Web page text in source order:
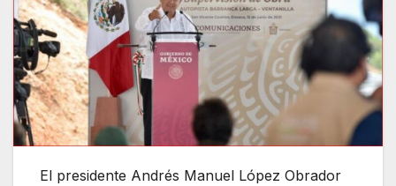
El presidente Andrés Manuel López Obrador